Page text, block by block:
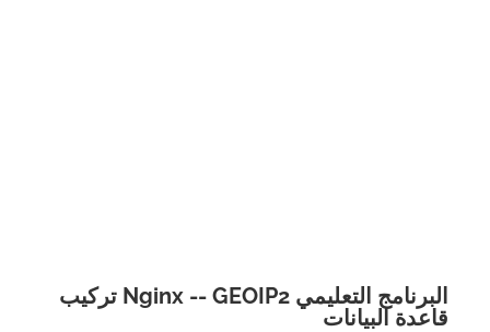
البرنامج التعليمي Nginx -- GEOIP2 تركيب
البيانات